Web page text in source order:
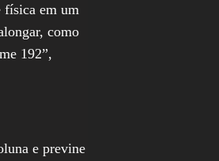
física em um
como
192”,
e previne